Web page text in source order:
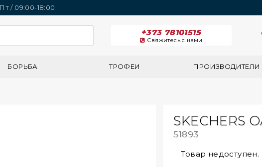
/ 09:00-18:00
+373 78101515
Свяжитесь с нами
БОРЬБА ТРОФЕИ ПРОИЗВОДИТЕЛИ
SKECHERS
51893
Товар недоступен.